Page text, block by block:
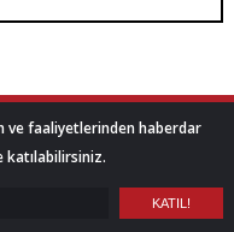
ve faaliyetlerinden haberdar